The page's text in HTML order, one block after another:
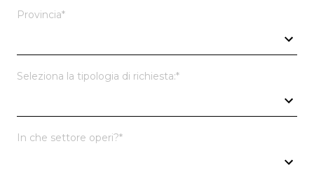
Provincia*
Seleziona la tipologia di richiesta:*
In che settore operi?*